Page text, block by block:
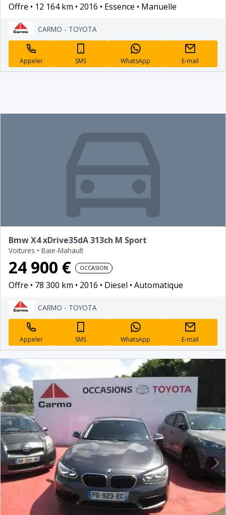
Offre 12 164 km 2016 Essence Manuelle
CARMO - TOYOTA
Appeler SMS WhatsApp E-mail
Bmw X4 xDrive35dA 313ch M Sport
Voitures • Baie-Mahault
24 900 € OCCASION
Offre 78 300 km 2016 Diesel Automatique
CARMO - TOYOTA
Appeler SMS WhatsApp E-mail